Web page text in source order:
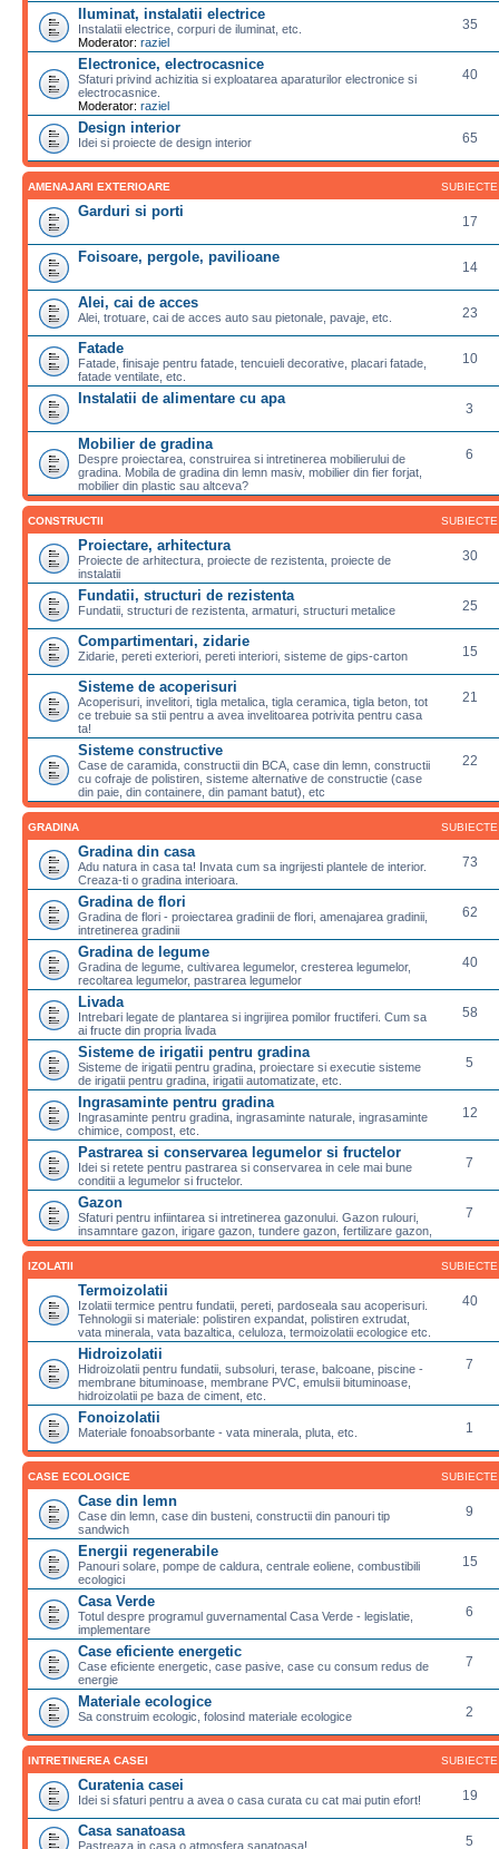
Iluminat, instalatii electrice
Instalatii electrice, corpuri de iluminat, etc.
Moderator: raziel
35
Electronice, electrocasnice
Sfaturi privind achizitia si exploatarea aparaturilor electronice si
electrocasnice.
Moderator: raziel
40
Design interior
Idei si proiecte de design interior 65
AMENAJARI EXTERIOARE SUBIECTE
Garduri si porti
17
Foisoare, pergole, pavilioane
14
Alei, cai de acces
Alei, trotuare, cai de acces auto sau pietonale, pavaje, etc. 23
Fatade
Fatade, finisaje pentru fatade, tencuieli decorative, placari fatade,
fatade ventilate, etc.
10
Instalatii de alimentare cu apa
3
Mobilier de gradina
Despre proiectarea, construirea si intretinerea mobilierului de
gradina. Mobila de gradina din lemn masiv, mobilier din fier forjat,
mobilier din plastic sau altceva?
6
CONSTRUCTII SUBIECTE
Proiectare, arhitectura
Proiecte de arhitectura, proiecte de rezistenta, proiecte de
instalatii
30
Fundatii, structuri de rezistenta
Fundatii, structuri de rezistenta, armaturi, structuri metalice 25
Compartimentari, zidarie
Zidarie, pereti exteriori, pereti interiori, sisteme de gips-carton 15
Sisteme de acoperisuri
Acoperisuri, invelitori, tigla metalica, tigla ceramica, tigla beton, tot
ce trebuie sa stii pentru a avea invelitoarea potrivita pentru casa
ta!
21
Sisteme constructive
Case de caramida, constructii din BCA, case din lemn, constructii
cu cofraje de polistiren, sisteme alternative de constructie (case
din paie, din containere, din pamant batut), etc
22
GRADINA SUBIECTE
Gradina din casa
Adu natura in casa ta! Invata cum sa ingrijesti plantele de interior.
Creaza-ti o gradina interioara.
73
Gradina de flori
Gradina de flori - proiectarea gradinii de flori, amenajarea gradinii,
intretinerea gradinii
62
Gradina de legume
Gradina de legume, cultivarea legumelor, cresterea legumelor,
recoltarea legumelor, pastrarea legumelor
40
Livada
Intrebari legate de plantarea si ingrijirea pomilor fructiferi. Cum sa
ai fructe din propria livada
58
Sisteme de irigatii pentru gradina
Sisteme de irigatii pentru gradina, proiectare si executie sisteme
de irigatii pentru gradina, irigatii automatizate, etc.
5
Ingrasaminte pentru gradina
Ingrasaminte pentru gradina, ingrasaminte naturale, ingrasaminte
chimice, compost, etc.
12
Pastrarea si conservarea legumelor si fructelor
Idei si retete pentru pastrarea si conservarea in cele mai bune
conditii a legumelor si fructelor.
7
Gazon
Sfaturi pentru infiintarea si intretinerea gazonului. Gazon rulouri,
insamntare gazon, irigare gazon, tundere gazon, fertilizare gazon,
7
IZOLATII SUBIECTE
Termoizolatii
Izolatii termice pentru fundatii, pereti, pardoseala sau acoperisuri.
Tehnologii si materiale: polistiren expandat, polistiren extrudat,
vata minerala, vata bazaltica, celuloza, termoizolatii ecologice etc.
40
Hidroizolatii
Hidroizolatii pentru fundatii, subsoluri, terase, balcoane, piscine -
membrane bituminoase, membrane PVC, emulsii bituminoase,
hidroizolatii pe baza de ciment, etc.
7
Fonoizolatii
Materiale fonoabsorbante - vata minerala, pluta, etc. 1
CASE ECOLOGICE SUBIECTE
Case din lemn
Case din lemn, case din busteni, constructii din panouri tip
sandwich
9
Energii regenerabile
Panouri solare, pompe de caldura, centrale eoliene, combustibili
ecologici
15
Casa Verde
Totul despre programul guvernamental Casa Verde - legislatie,
implementare
6
Case eficiente energetic
Case eficiente energetic, case pasive, case cu consum redus de
energie
7
Materiale ecologice
Sa construim ecologic, folosind materiale ecologice 2
INTRETINEREA CASEI SUBIECTE
Curatenia casei
Idei si sfaturi pentru a avea o casa curata cu cat mai putin efort! 19
Casa sanatoasa
Pastreaza in casa o atmosfera sanatoasa! 5